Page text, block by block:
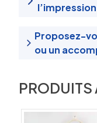
l’impression
Proposez-
ou un
PRODUITS